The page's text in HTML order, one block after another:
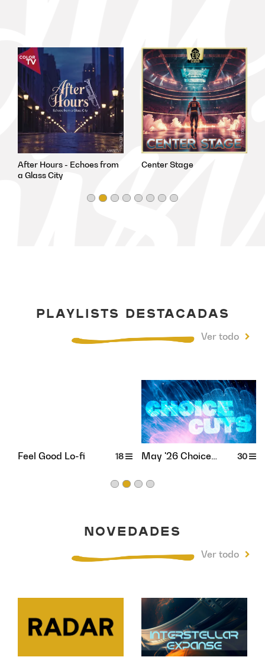
After Hours - Echoes from
a Glass City
CTV1311
Center Stage
ER1485
PLAYLISTS DESTACADAS
Ver todo
Feel Good Lo-fi 18
May '26 Choice
30
NOVEDADES
Ver todo